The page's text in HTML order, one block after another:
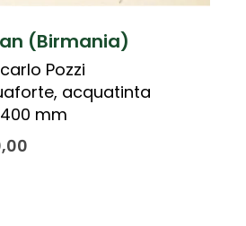
(Birmania)
Pozzi
acquatinta
mm